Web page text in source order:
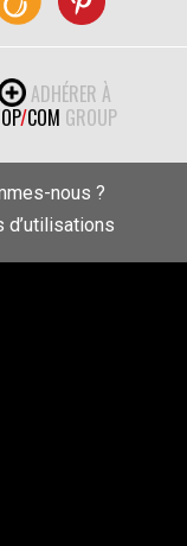
ADHÉRER À
/COM GROUP
nous ?
d’utilisations